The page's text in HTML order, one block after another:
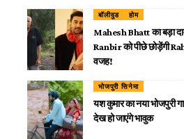
बॉलीवुड होम
Mahesh Bhatt का बड़ा
Ranbir को पीछे छोड़ेंगी
वजह!
भोजपुरी सिनेमा
यश कुमार का नया भोजपुरी
देख हो जाएंगे भावुक